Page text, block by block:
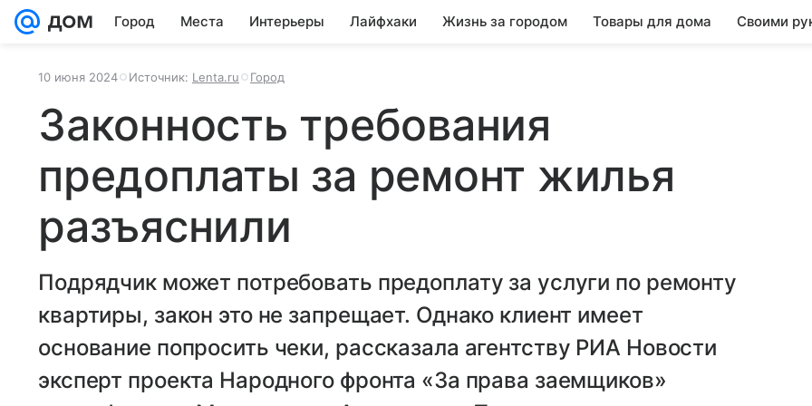
Город Места Интерьеры Лайфхаки Жизнь за городом Товары для дома Своими
10 июня 2024 Источник: Lenta.ru Город
Законность требования
предоплаты за ремонт жилья
разъяснили
Подрядчик может потребовать предоплату за услуги по ремонту
квартиры, закон это не запрещает. Однако клиент имеет
основание попросить чеки, рассказала агентству РИА Новости
эксперт проекта Народного фронта «За права заемщиков»